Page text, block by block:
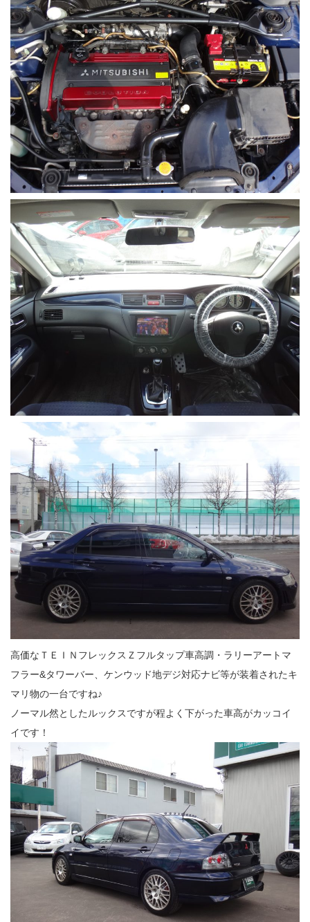
高価なＴＥＩＮフレックスＺフルタップ車高調・ラリーアートマ
フラー&タワーバー、ケンウッド地デジ対応ナビ等が装着されたキ
マリ物の一台ですね♪
ノーマル然としたルックスですが程よく下がった車高がカッコイ
イです！